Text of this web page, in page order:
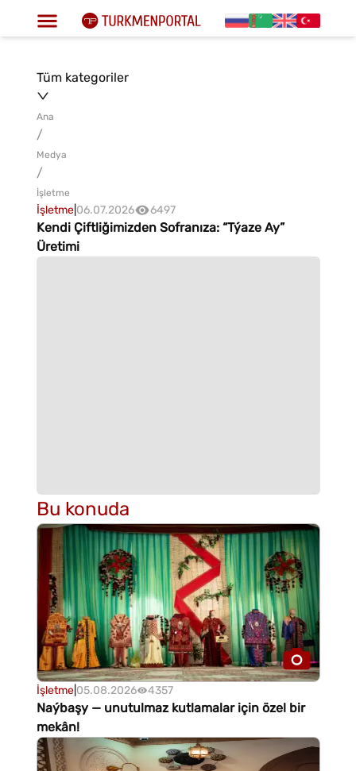
Tüm kategoriler
Ana
/
Medya
/
İşletme
İşletme| 06.07.2026 6497
Kendi Çiftliğimizden Sofranıza: “Týaze Ay”
Üretimi
Bu konuda
İşletme| 05.08.2026 4357
Naýbaşy — unutulmaz kutlamalar için özel bir
mekân!